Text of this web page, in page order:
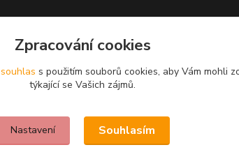
Zpracování cookies
souhlas s použitím souborů cookies, aby Vám mohli
týkající se Vašich zájmů.
Nastavení Souhlasím